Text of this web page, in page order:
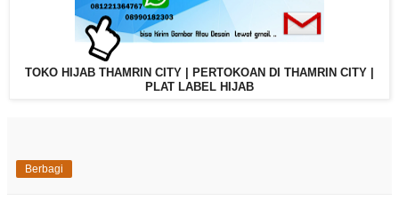
TOKO HIJAB THAMRIN CITY | PERTOKOAN DI THAMRIN CITY |
PLAT LABEL HIJAB
Berbagi